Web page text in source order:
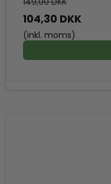
104,30 DKK
(inkl. moms)